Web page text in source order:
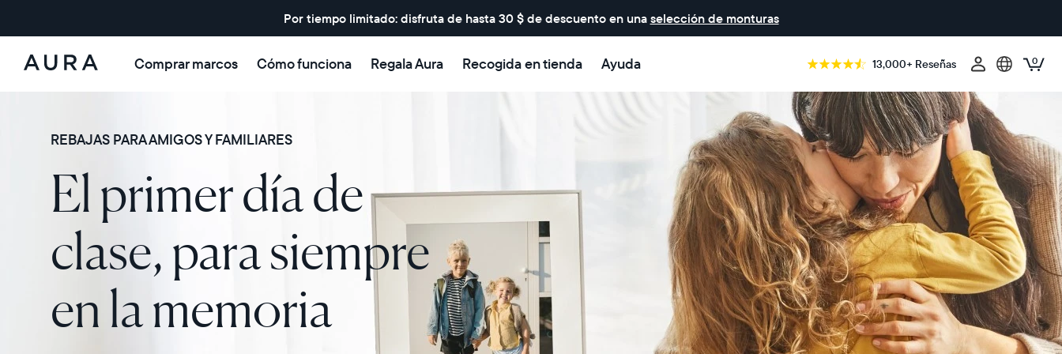
Por tiempo limitado: disfruta de hasta 30 $ de descuento en una selección de monturas
Aura
Comprar marcos Cómo funciona Regala Aura Recogida en tienda Ayuda 13,000+ Reseñas 0
REBAJAS PARA AMIGOS Y FAMILIARES
El primer día de
clase, para siempre
en la memoria